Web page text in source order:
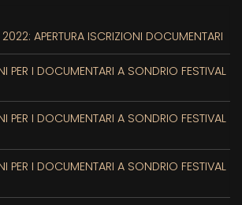
APERTURA ISCRIZIONI DOCUMENTARI
PER I DOCUMENTARI A SONDRIO FESTIVAL
PER I DOCUMENTARI A SONDRIO FESTIVAL
PER I DOCUMENTARI A SONDRIO FESTIVAL